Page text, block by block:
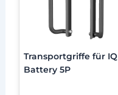
Transportgriffe für IQ
Battery 5P